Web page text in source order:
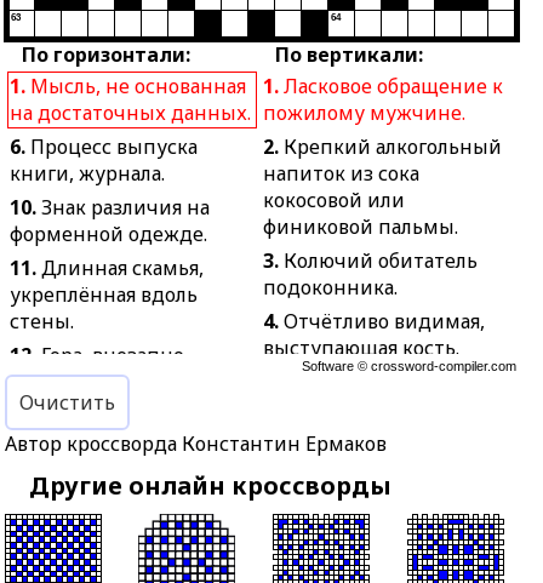
По горизонтали:
1. Мысль, не основанная
на достаточных данных.
6. Процесс выпуска
книги, журнала.
10.Знак различия на
форменной одежде.
11.Длинная скамья,
укреплённая вдоль
стены.
12. Гора, внезапно
решившая спуститься
вниз.
14.Абрикос, который
самосовершенствования
через сушку.
15.Предмет мебели.
По вертикали:
1.Ласковое обращение к
пожилому мужчине.
2. Крепкий алкогольный
напиток из сока
кокосовой или
финиковой пальмы.
3. Колючий обитатель
подоконника.
4.Отчётливо видимая,
выступающая кость.
Крупный населённый
7.Беспокойство,
8.Плут, обманщик,
пройдоха.
9.Маленькая круглая
63 64
Software ©crossword-compiler.com
Очистить
Автор кроссворда Константин Ермаков
Другие онлайн кроссворды